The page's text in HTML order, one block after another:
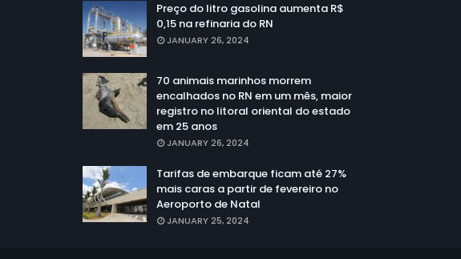
Preço do litro gasolina aumenta R$
0,15 na refinaria do RN
JANUARY 26, 2024
70 animais marinhos morrem
encalhados no RN em um mês, maior
registro no litoral oriental do estado
em 25 anos
JANUARY 26, 2024
Tarifas de embarque ficam até 27%
mais caras a partir de fevereiro no
Aeroporto de Natal
JANUARY 25, 2024